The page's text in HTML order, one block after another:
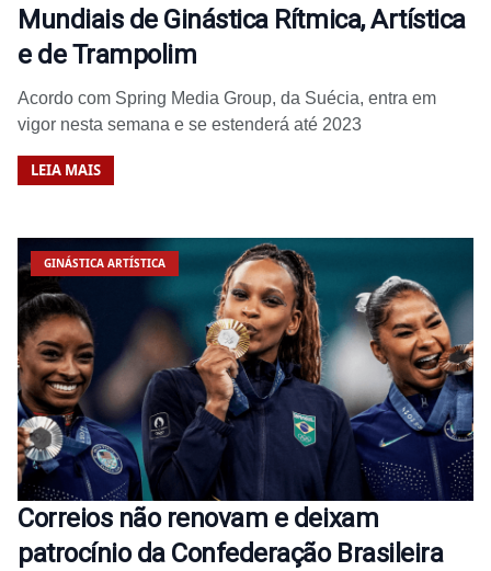
Mundiais de Ginástica Rítmica, Artística
e de Trampolim
Acordo com Spring Media Group, da Suécia, entra em
vigor nesta semana e se estenderá até 2023
LEIA MAIS
GINÁSTICA ARTÍSTICA
Correios não renovam e deixam
patrocínio da Confederação Brasileira